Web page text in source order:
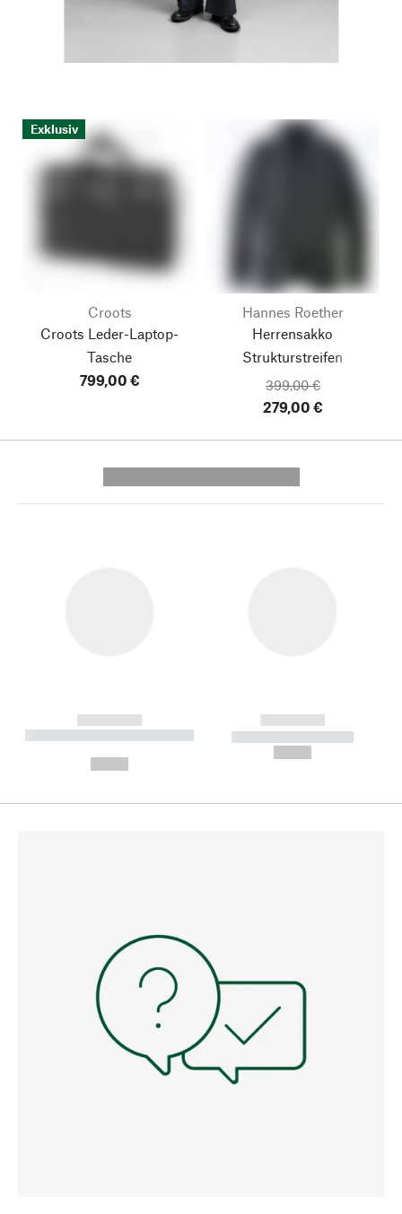
Exklusiv
Croots
Croots Leder-Laptop-
Tasche
799,00 €
Hannes Roether
Herrensakko
Strukturstreifen
399,00 €
279,00 €
------------
----------- ----------- --------
------------
----------- -----------